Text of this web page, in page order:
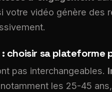
vidéo génère des
: choisir sa plateforme
pas interchangeables.
les 25-45